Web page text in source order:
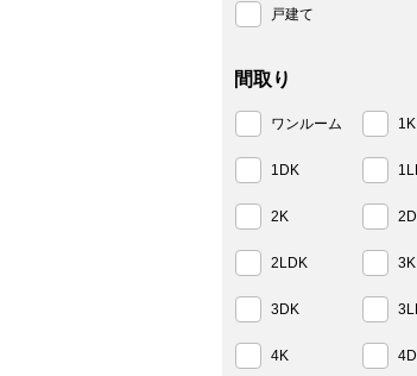
戸建て
間取り
ワンルーム 1K
1DK
2K
2LDK 3K
3DK
4K